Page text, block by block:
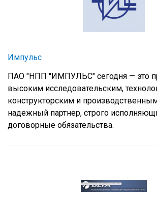
Импульс
ПАО "НПП "ИМПУЛЬС" сегодня — это
высоким исследовательским,
конструкторским и
надежный партнер, строго
договорные обязательства.